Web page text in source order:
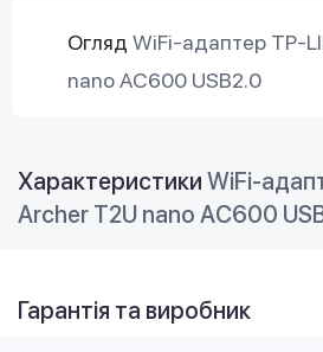
Огляд WiFi-адаптер TP-
nano AC600 USB2.0
Характеристики WiFi-
Archer T2U nano AC600
Гарантія та виробник